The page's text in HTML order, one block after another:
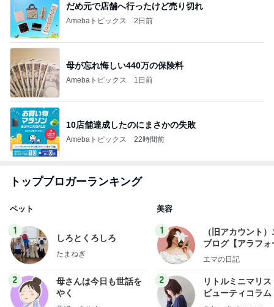
だめ元で店舗へ行ったけど売り切れ
Amebaトピックス 2日前
母が忘れ悔しい440万の保険料
Amebaトピックス 1日前
10店舗達成したのにまさかの失敗
Amebaトピックス 22時間前
トップブロガーランキング
ペット
1
しろとくろしろ
たまねぎ
2
母さんは今日も世話を
やく
美容
1
（旧アカウント
ブログ【アラフォ
社売却セカンドラ
エマの日記
2
リトルミニマリス
ビューティコラ
little